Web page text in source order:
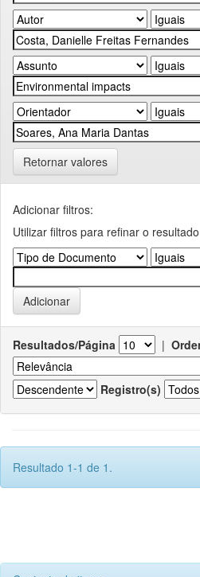
Retornar valores
Adicionar filtros:
Utilizar filtros para refinar o
Resultados/Página |
Registro(s)
Resultado 1-1 de 1.